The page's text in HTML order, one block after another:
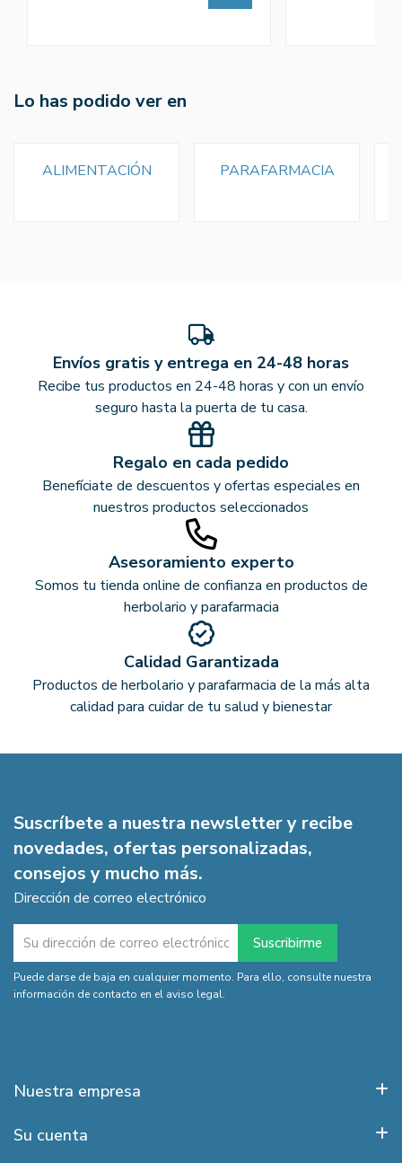
Lo has podido ver en
ALIMENTACIÓN PARAFARMACIA
Envíos gratis y entrega en 24-48 horas
Recibe tus productos en 24-48 horas y con un envío
seguro hasta la puerta de tu casa.
Regalo en cada pedido
Benefíciate de descuentos y ofertas especiales en
nuestros productos seleccionados
Asesoramiento experto
Somos tu tienda online de confianza en productos de
herbolario y parafarmacia
Calidad Garantizada
Productos de herbolario y parafarmacia de la más alta
calidad para cuidar de tu salud y bienestar
Suscríbete a nuestra newsletter y recibe
novedades, ofertas personalizadas,
consejos y mucho más.
Dirección de correo electrónico
Puede darse de baja en cualquier momento. Para ello, consulte nuestra
información de contacto en el aviso legal.
Nuestra empresa
Su cuenta